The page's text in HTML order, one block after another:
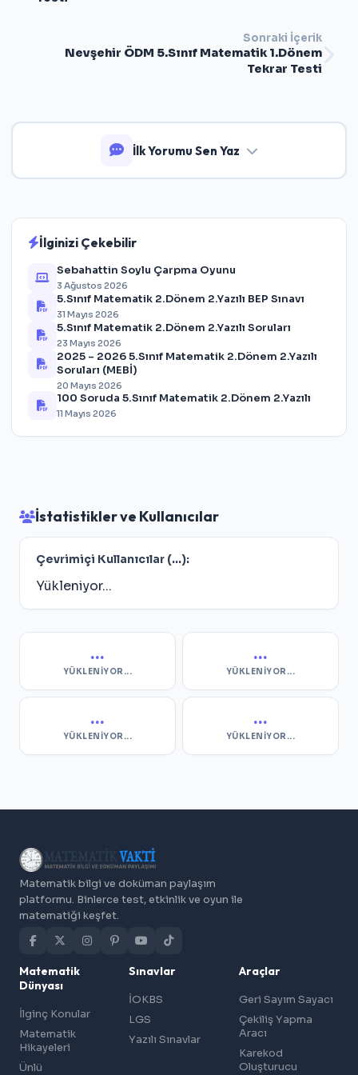
C 21-D 22-D 23-B 24-D 25-A 26-B
Sonraki İçerik
Nevşehir ÖDM 5.Sınıf Matematik 1.Dönem
Tekrar Testi
İlk Yorumu Sen Yaz
İlginizi Çekebilir
Sebahattin Soylu Çarpma Oyunu
3 Ağustos 2026
5.Sınıf Matematik 2.Dönem 2.Yazılı BEP Sınavı
31 Mayıs 2026
5.Sınıf Matematik 2.Dönem 2.Yazılı Soruları
23 Mayıs 2026
2025 – 2026 5.Sınıf Matematik 2.Dönem 2.Yazılı
Soruları (MEBİ)
20 Mayıs 2026
100 Soruda 5.Sınıf Matematik 2.Dönem 2.Yazılı
11 Mayıs 2026
İstatistikler ve Kullanıcılar
Çevrimiçi Kullanıcılar (...):
Yükleniyor...
...
YÜKLENIYOR...
...
YÜKLENIYOR...
...
YÜKLENIYOR...
...
YÜKLENIYOR...
Matematik bilgi ve doküman paylaşım
platformu. Binlerce test, etkinlik ve oyun ile
matematiği keşfet.
Matematik
Dünyası
İlginç Konular
Matematik
Hikayeleri
Ünlü
Sınavlar
İOKBS
LGS
Yazılı Sınavlar
Araçlar
Geri Sayım Sayacı
Çekiliş Yapma
Aracı
Karekod
Oluşturucu